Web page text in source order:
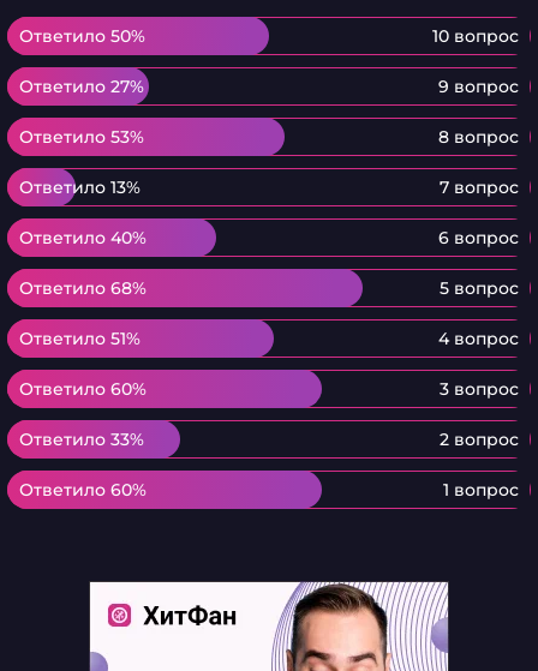
Ответило 50% 10 вопрос
Ответило 50%
Ответило 27% 9 вопрос
Ответило 27%
Ответило 53% 8 вопрос
Ответило 53%
Ответило 13% 7 вопрос
Ответило 13%
Ответило 40% 6 вопрос
Ответило 40%
Ответило 68% 5 вопрос
Ответило 68%
Ответило 51% 4 вопрос
Ответило 51%
Ответило 60% 3 вопрос
Ответило 60%
Ответило 33% 2 вопрос
Ответило 33%
Ответило 60% 1 вопрос
Ответило 60%